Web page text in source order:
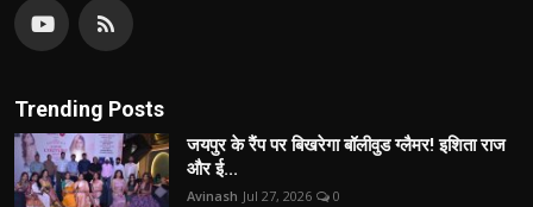
Trending Posts
जयपुर के रैंप पर बिखरेगा बॉलीवुड ग्लैमर! इशिता राज
और ई...
Avinash Jul 27, 2026 0